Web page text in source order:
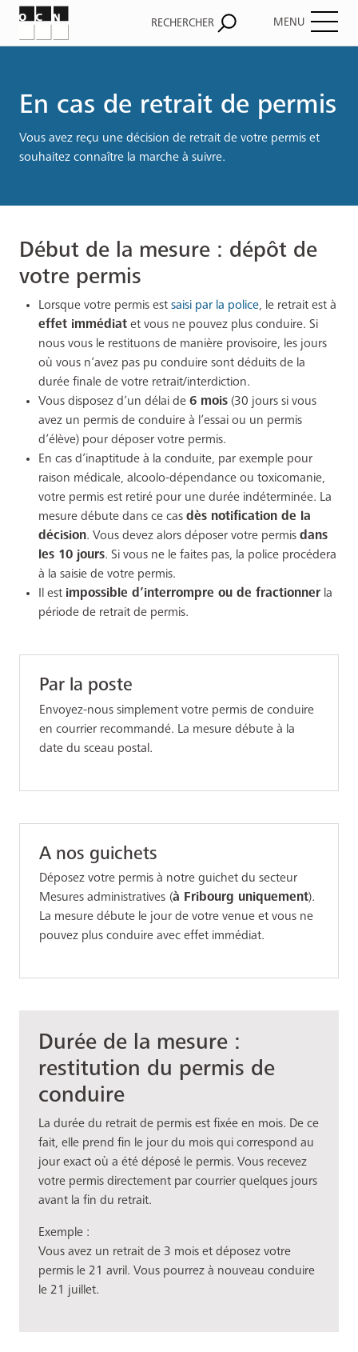
d'Ariane
En cas de retrait de permis
Vous avez reçu une décision de retrait de votre permis et
souhaitez connaître la marche à suivre.
Début de la mesure : dépôt de
votre permis
Lorsque votre permis est saisi par la police, le retrait est à
effet immédiat et vous ne pouvez plus conduire. Si
nous vous le restituons de manière provisoire, les jours
où vous n’avez pas pu conduire sont déduits de la
durée finale de votre retrait/interdiction.
Vous disposez d’un délai de 6 mois (30 jours si vous
avez un permis de conduire à l’essai ou un permis
d’élève) pour déposer votre permis.
En cas d’inaptitude à la conduite, par exemple pour
raison médicale, alcoolo-dépendance ou toxicomanie,
votre permis est retiré pour une durée indéterminée. La
mesure débute dans ce cas dès notification de la
décision. Vous devez alors déposer votre permis dans
les 10 jours. Si vous ne le faites pas, la police procédera
à la saisie de votre permis.
Il est impossible d’interrompre ou de fractionner la
période de retrait de permis.
Par la poste
Envoyez-nous simplement votre permis de conduire
en courrier recommandé. La mesure débute à la
date du sceau postal.
A nos guichets
Déposez votre permis à notre guichet du secteur
Mesures administratives (à Fribourg uniquement).
La mesure débute le jour de votre venue et vous ne
pouvez plus conduire avec effet immédiat.
Durée de la mesure :
restitution du permis de
conduire
La durée du retrait de permis est fixée en mois. De ce
fait, elle prend fin le jour du mois qui correspond au
jour exact où a été déposé le permis. Vous recevez
votre permis directement par courrier quelques jours
avant la fin du retrait.
Exemple :
Vous avez un retrait de 3 mois et déposez votre
permis le 21 avril. Vous pourrez à nouveau conduire
le 21 juillet.
RECHERCHER MENU